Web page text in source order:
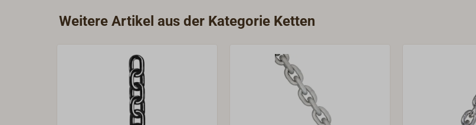
Weitere Artikel aus der Kategorie Ketten